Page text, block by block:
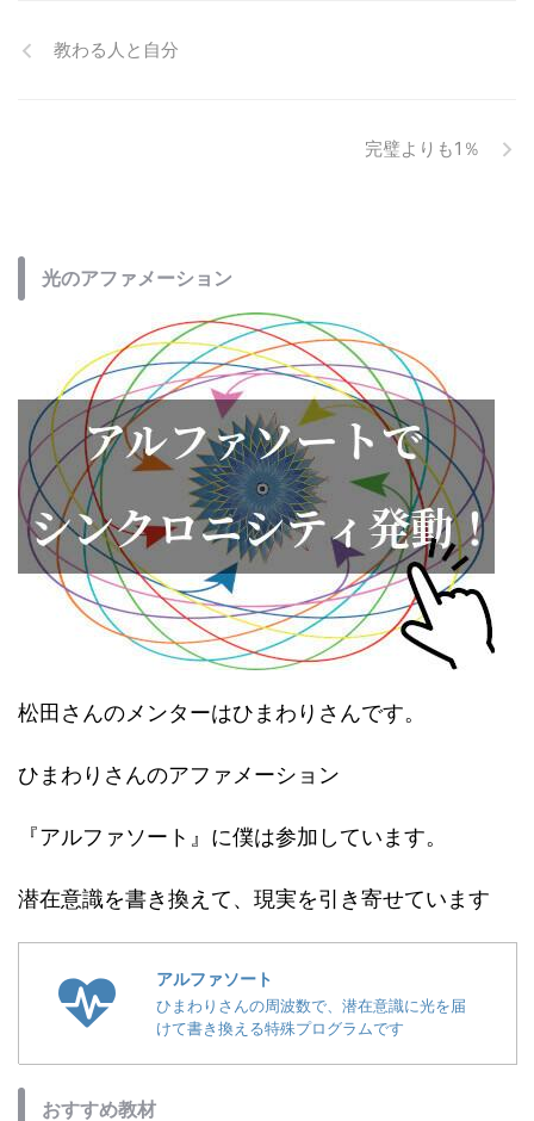
教わる人と自分
完璧よりも1％
光のアファメーション
松田さんのメンターはひまわりさんです。
ひまわりさんのアファメーション
『アルファソート』に僕は参加しています。
潜在意識を書き換えて、現実を引き寄せています
アルファソート
ひまわりさんの周波数で、潜在意識に光を届
けて書き換える特殊プログラムです
おすすめ教材